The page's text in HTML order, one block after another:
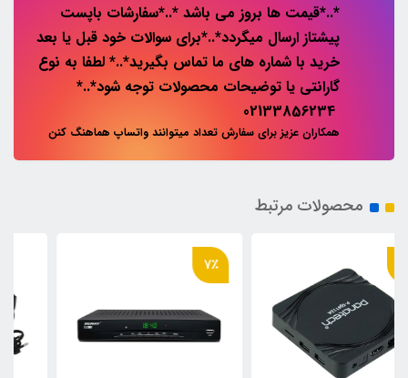
*..*قیمت ها بروز می باشد *..*سفارشات باپست
پیشتاز ارسال میگردد*..*برای سوالات خود قبل یا بعد
خرید با شماره های ما تماس بگیرید*..* لطفا به نوع
گارانتی یا توضیحات محصولات توجه شود*..*
همکاران عزیز برای سفارش تعداد میتوانند واتساپ هماهنگ کنن
محصولات مرتبط
7٪